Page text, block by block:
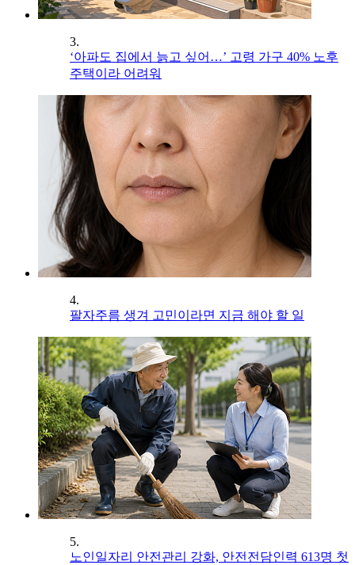
3.
‘아파도 집에서 늙고 싶어…’ 고령 가구 40% 노후
주택이라 어려워
4.
팔자주름 생겨 고민이라면 지금 해야 할 일
5.
노인일자리 안전관리 강화, 안전전담인력 613명 첫